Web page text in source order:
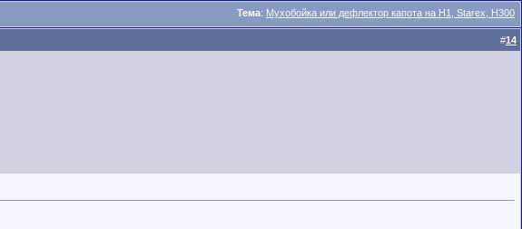
Тема: Мухобойка или дефлектор капота на H1, Starex, H300
#14